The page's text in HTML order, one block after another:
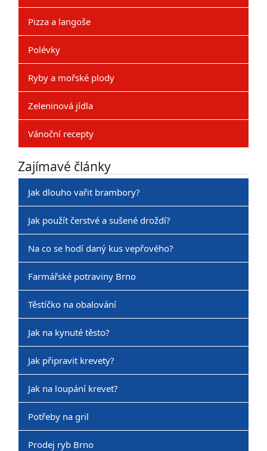
Pizza a langoše
Polévky
Ryby a mořské plody
Zeleninová jídla
Vánoční recepty
Zajímavé články
Jak dlouho vařit brambory?
Jak použít čerstvé a sušené droždí?
Na co se hodí daný kus vepřového?
Farmářské potraviny Brno
Těstíčko na obalování
Jak na kynuté těsto?
Jak připravit krevety?
Jak na loupání krevet?
Potřeby na gril
Prodej ryb Brno